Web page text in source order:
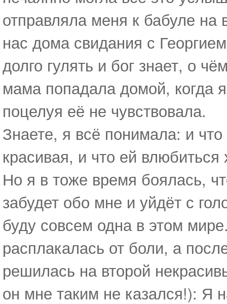
отправляла меня к бабуле
нас дома свидания с
долго гулять и бог знает, о
мама попадала домой, когда
поцелуя её не чувствовала.
Знаете, я всё понимала: и
красивая, и что ей
Но я в тоже время боялась,
забудет обо мне и уйдёт с
буду совсем одна в этом
расплакалась от боли, а
решилась на второй
он мне таким не казался!): Я